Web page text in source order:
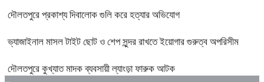
দৌলতপুরে প্রকাশ্য দিবালোক গুলি করে হত্যার অভিযোগ
ভ্যাজাইনাল মাসল টাইট ছোট ও শেপ সুন্দর রাখতে ইয়োগার গুরুত্ব অপরিসীম
দৌলতপুরে কুখ্যাত মাদক ব্যবসায়ী ল্যাংড়া ফারুক আটক